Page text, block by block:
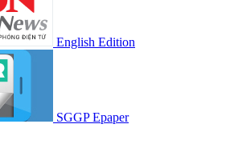
English Edition
SGGP Epaper